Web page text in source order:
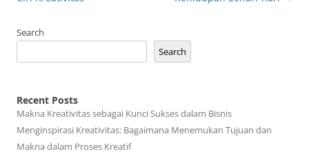
Search
Search
Recent Posts
Makna Kreativitas sebagai Kunci Sukses dalam Bisnis
Menginspirasi Kreativitas: Bagaimana Menemukan Tujuan dan
Makna dalam Proses Kreatif